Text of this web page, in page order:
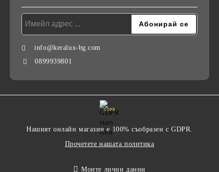
info@keralux-bg.com
0899939801
GDPR
Нашият онлайн магазин е 100% съобразен с GDPR.
Прочетете нашата политика
Моите лични данни